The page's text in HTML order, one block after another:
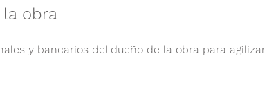
obra
y bancarios del dueño de la obra para